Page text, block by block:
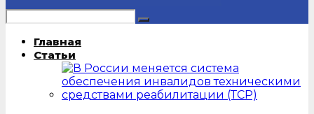
Главная
Статьи